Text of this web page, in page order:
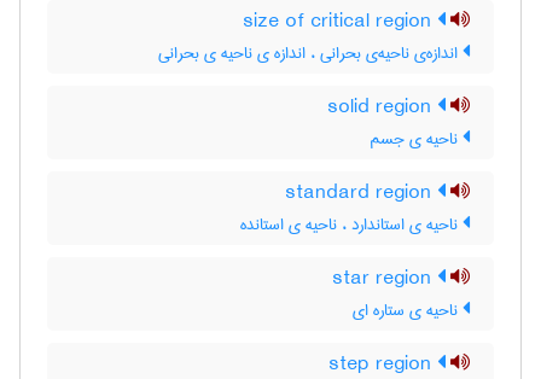
اندازه‌ی ناحیه‌ی بحرانی ، اندازه ی ناحیه ی بحرانی
ناحیه ی جسم
ناحیه ی استاندارد ، ناحیه ی استانده
ناحیه ی ستاره ای